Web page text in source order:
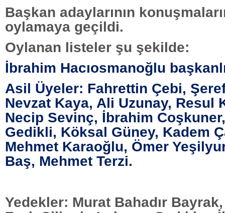
Başkan adaylarının
oylamaya geçildi.
Oylanan listeler şu şekilde:
İbrahim Hacıosmanoğlu
Asil Üyeler: Fahrettin Çebi,
Nevzat Kaya, Ali Uzunay, Resul
Necip Sevinç, İbrahim
Gedikli, Köksal Güney, Kadem
Mehmet Karaoğlu, Ömer
Baş, Mehmet Terzi.
Yedekler: Murat Bahadır